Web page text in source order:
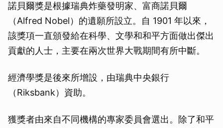
諾貝爾獎是根據瑞典炸藥發明家、富商諾貝爾
（Alfred Nobel）的遺願所設立。自 1901 年以來，
該獎項一直頒發給在科學、文學和和平方面做出傑出
貢獻的人士，主要在兩次世界大戰期間有所中斷。
經濟學獎是後來所增設，由瑞典中央銀行
（Riksbank）資助。
獲獎者由來自不同機構的專家委員會選出。除了和平